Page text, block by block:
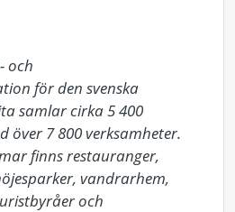
och
för den svenska
samlar cirka 5 400
över 7 800 verksamheter.
finns restauranger,
vandrarhem,
och